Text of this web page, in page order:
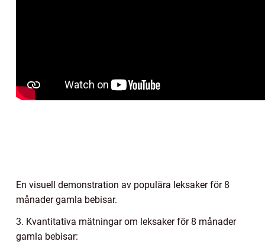
En visuell demonstration av populära leksaker för 8
månader gamla bebisar.
3. Kvantitativa mätningar om leksaker för 8 månader
gamla bebisar: